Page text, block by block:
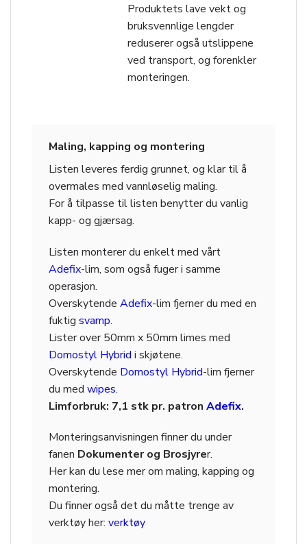
Produktets lave vekt og
bruksvennlige lengder
reduserer også utslippene
ved transport, og forenkler
monteringen.
Maling, kapping og montering
Listen leveres ferdig grunnet, og klar til å
overmales med vannløselig maling.
For å tilpasse til listen benytter du vanlig
kapp- og gjærsag.
Listen monterer du enkelt med vårt
Adefix-lim, som også fuger i samme
operasjon.
Overskytende Adefix-lim fjerner du med en
fuktig svamp.
Lister over 50mm x 50mm limes med
Domostyl Hybrid i skjøtene.
Overskytende Domostyl Hybrid-lim fjerner
du med wipes.
Limforbruk: 7,1 stk pr. patron Adefix.
Monteringsanvisningen finner du under
fanen Dokumenter og Brosjyrer.
Her kan du lese mer om maling, kapping og
montering.
Du finner også det du måtte trenge av
verktøy her: verktøy